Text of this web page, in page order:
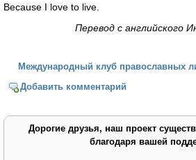
Because I love to live.
Перевод с английского
Международный клуб православных
Добавить комментарий
Дорогие друзья, наш проект
благодаря вашей